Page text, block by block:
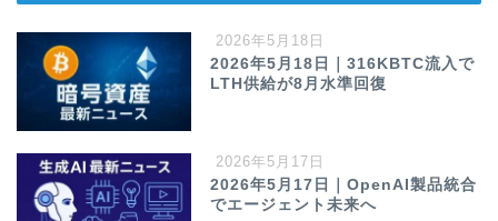
2026年5月18日
2026年5月18日｜316KBTC流入で
LTH供給が8月水準回復
2026年5月17日
2026年5月17日｜OpenAI製品統合
でエージェント未来へ